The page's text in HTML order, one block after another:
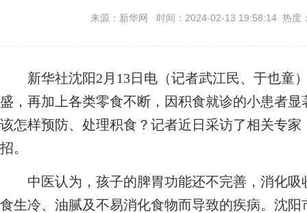
来源：新华网 时间：2024-02-13 19:58:14 热度
新华社沈阳2月13日电（记者武江民、于也童
盛，再加上各类零食不断，因积食就诊的小患者
该怎样预防、处理积食？记者近日采访了相关专
招。
中医认为，孩子的脾胃功能还不完善，消化吸
食生冷、油腻及不易消化食物而导致的疾病。沈